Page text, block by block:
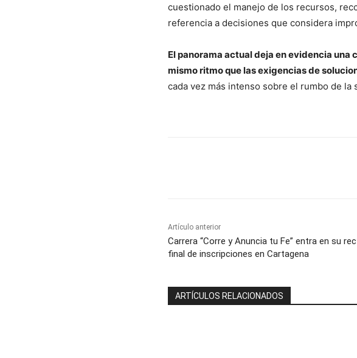
cuestionado el manejo de los recursos,
referencia a decisiones que considera
El panorama actual deja en evidencia
mismo ritmo que las exigencias de
cada vez más intenso sobre el rumbo de la
Artículo anterior
Carrera “Corre y Anuncia tu Fe” entra en su
final de inscripciones en Cartagena
ARTÍCULOS RELACIONADOS